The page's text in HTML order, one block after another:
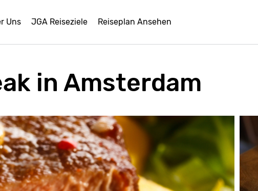
Uns JGA Reiseziele Reiseplan Ansehen
in Amsterdam